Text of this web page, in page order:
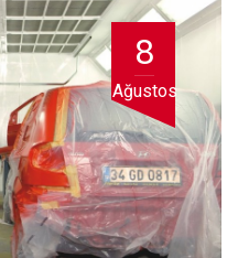
8
Ağustos